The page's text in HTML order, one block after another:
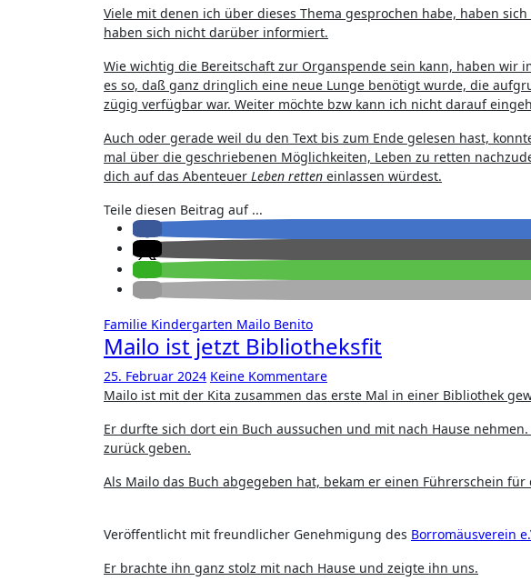
Viele mit denen ich über dieses Thema gesprochen habe, haben
haben sich nicht darüber informiert.
Wie wichtig die Bereitschaft zur Organspende sein kann, haben
es so, daß ganz dringlich eine neue Lunge benötigt wurde, die
zügig verfügbar war. Weiter möchte bzw kann ich nicht darauf
Auch oder gerade weil du den Text bis zum Ende gelesen hast,
mal über die geschriebenen Möglichkeiten, Leben zu retten
dich auf das Abenteuer Leben retten einlassen würdest.
Teile diesen Beitrag auf ...
Familie Kindergarten Mailo Benito
Mailo ist jetzt Bibliotheksfit
25. Februar 2024 Keine Kommentare
Mailo ist mit der Kita zusammen das erste Mal in einer Bibliothek
Er durfte sich dort ein Buch aussuchen und mit nach Hause
zurück geben.
Als Mailo das Buch abgegeben hat, bekam er einen Führerschein für
Veröffentlicht mit freundlicher Genehmigung des Borromäusverein
Er brachte ihn ganz stolz mit nach Hause und zeigte ihn uns.